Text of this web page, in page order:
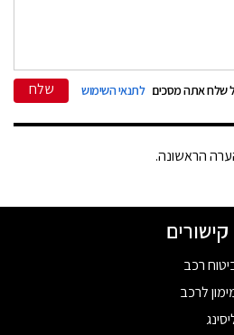
שלח אתה מסכים לתנאי השימוש שלח
הראשונה.
קישורים
רכב
לרכב